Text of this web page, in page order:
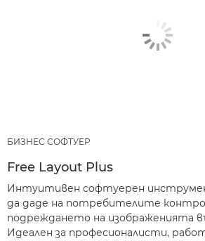
БИЗНЕС СОФТУЕР
Free Layout Plus
Интуитивен софтуерен
да даде на потребителите
подреждането на изображенията
Идеален за професионалисти,